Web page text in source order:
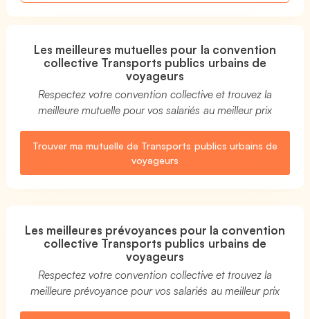
Les meilleures mutuelles pour la convention
collective Transports publics urbains de
voyageurs
Respectez votre convention collective et trouvez la
meilleure mutuelle pour vos salariés au meilleur prix
Trouver ma mutuelle de Transports publics urbains de
voyageurs
Les meilleures prévoyances pour la convention
collective Transports publics urbains de
voyageurs
Respectez votre convention collective et trouvez la
meilleure prévoyance pour vos salariés au meilleur prix